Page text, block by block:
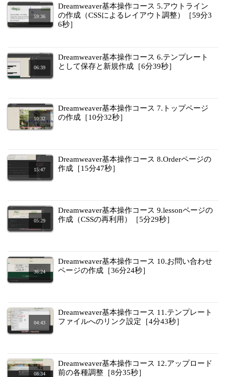
59:36
Dreamweaver基本操作コース 5.アウトライン
の作成（CSSによるレイアウト調整）［59分3
6秒］
06:39
Dreamweaver基本操作コース 6.テンプレート
として保存と新規作成［6分39秒］
10:32
Dreamweaver基本操作コース 7.トップページ
の作成［10分32秒］
15:47
Dreamweaver基本操作コース 8.Orderページの
作成［15分47秒］
05:29
Dreamweaver基本操作コース 9.lessonページの
作成（CSSの再利用）［5分29秒］
36:24
Dreamweaver基本操作コース 10.お問い合わせ
ページの作成［36分24秒］
04:43
Dreamweaver基本操作コース 11.テンプレート
ファイルへのリンク設定［4分43秒］
08:34
Dreamweaver基本操作コース 12.アップロード
前の各種調整［8分35秒］